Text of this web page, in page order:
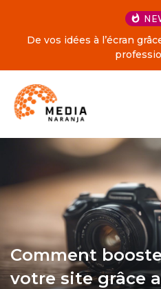
De vos idées à l’écran
Comment
votre site grâce